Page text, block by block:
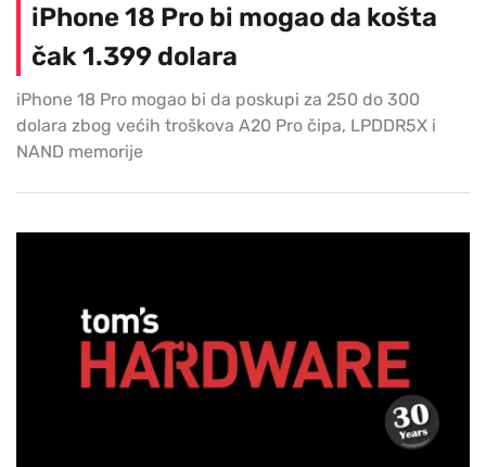
iPhone 18 Pro bi mogao da košta
čak 1.399 dolara
iPhone 18 Pro mogao bi da poskupi za 250 do 300
dolara zbog većih troškova A20 Pro čipa, LPDDR5X i
NAND memorije